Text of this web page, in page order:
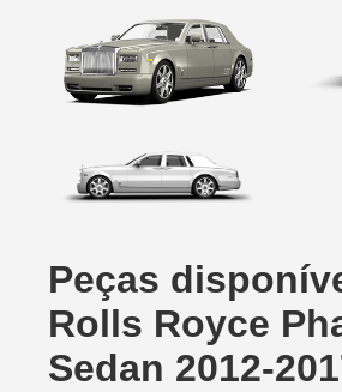
Peças
Rolls Royce
Sedan 2012-